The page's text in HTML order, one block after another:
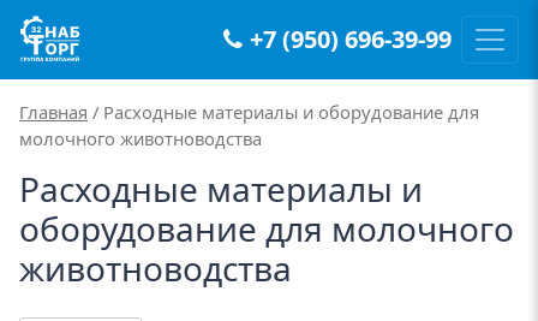
Main Navigation +7 (950) 696-39-99
Главная / Расходные материалы и оборудование для
молочного животноводства
Расходные материалы и
оборудование для молочного
животноводства